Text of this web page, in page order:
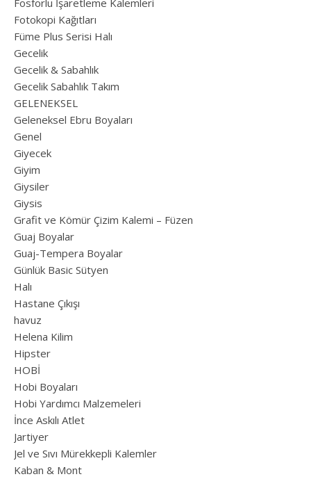
Fosforlu İşaretleme Kalemleri
Fotokopi Kağıtları
Füme Plus Serisi Halı
Gecelik
Gecelik & Sabahlık
Gecelik Sabahlık Takım
GELENEKSEL
Geleneksel Ebru Boyaları
Genel
Giyecek
Giyim
Giysiler
Giysis
Grafit ve Kömür Çizim Kalemi – Füzen
Guaj Boyalar
Guaj-Tempera Boyalar
Günlük Basic Sütyen
Halı
Hastane Çıkışı
havuz
Helena Kilim
Hipster
HOBİ
Hobi Boyaları
Hobi Yardımcı Malzemeleri
İnce Askılı Atlet
Jartiyer
Jel ve Sıvı Mürekkepli Kalemler
Kaban & Mont